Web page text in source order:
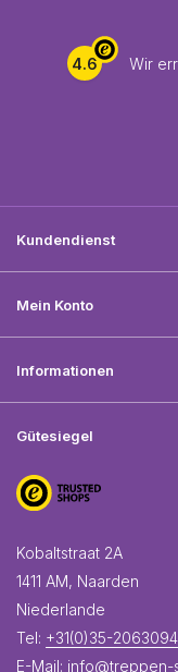
4.6 Wir
Kundendienst
Mein Konto
Informationen
Gütesiegel
Kobaltstraat 2A
1411 AM, Naarden
Niederlande
Tel: +31(0)35-2063094
E-Mail: info@treppen-